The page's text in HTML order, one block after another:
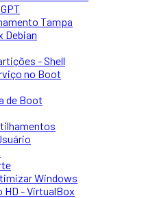
Tampa
Debian
- Shell
no Boot
de Boot
Windows
HD - VirtualBox